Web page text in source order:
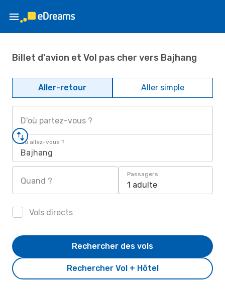
Billet d'avion et Vol pas cher vers Bajhang
Aller-retour Aller simple
D'où partez-vous ?
Où allez-vous ?
Bajhang
Quand ?
Passagers
1 adulte
Vols directs
Rechercher Vol + Hôtel
Rechercher des vols